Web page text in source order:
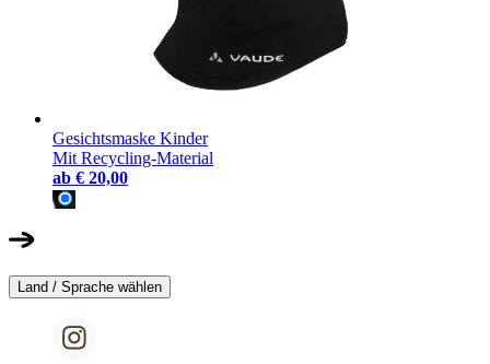
Gesichtsmaske Kinder
Mit Recycling-Material
ab € 20,00
Land / Sprache wählen